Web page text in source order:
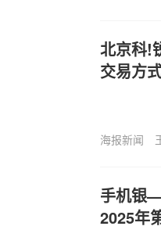
北京科!
交易方
海报新闻
手机银
2025年